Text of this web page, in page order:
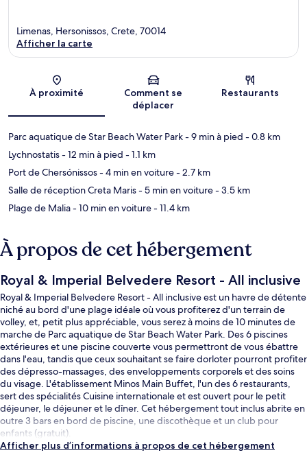
Carte
Limenas, Hersonissos, Crete, 70014
Afficher la carte
À proximité
Comment se
déplacer
Restaurants
Parc aquatique de Star Beach Water Park- 9 min à pied - 0.8 km
Lychnostatis- 12 min à pied - 1.1 km
Port de Chersónissos- 4 min en voiture- 2.7 km
Salle de réception Creta Maris- 5 min en voiture- 3.5 km
Plage de Malia- 10 min en voiture- 11.4 km
À propos de cet hébergement
Royal & Imperial Belvedere Resort - All inclusive
Royal & Imperial Belvedere Resort - All inclusive est un havre de détente
niché au bord d'une plage idéale où vous profiterez d'un terrain de
volley, et, petit plus appréciable, vous serez à moins de 10 minutes de
marche de Parc aquatique de Star Beach Water Park. Des 6 piscines
extérieures et une piscine couverte vous permettront de vous ébattre
dans l'eau, tandis que ceux souhaitant se faire dorloter pourront profiter
des dépresso-massages, des enveloppements corporels et des soins
du visage. L'établissement Minos Main Buffet, l'un des 6 restaurants,
sert des spécialités Cuisine internationale et est ouvert pour le petit
déjeuner, le déjeuner et le dîner. Cet hébergement tout inclus abrite en
outre 3 bars en bord de piscine, une discothèque et un club pour
enfants (gratuit).
Afficher plus d’informations à propos de cet hébergement